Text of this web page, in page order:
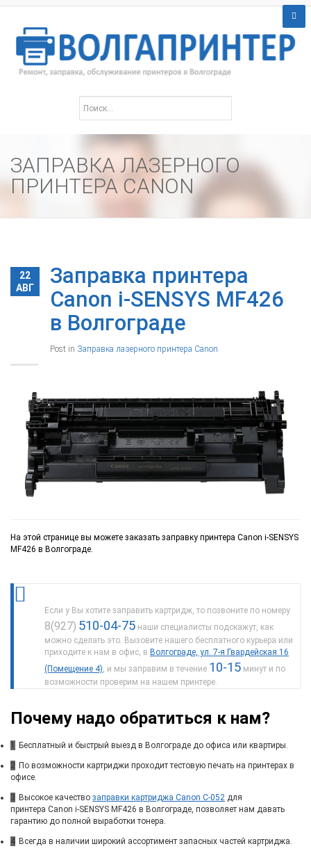
ЗАПРАВКА ЛАЗЕРНОГО
ПРИНТЕРА CANON
22
АВГ
Заправка принтера
Canon i-SENSYS MF426
в Волгограде
Post in Заправка лазерного принтера Canon
На этой странице вы можете заказать заправку принтера Canon i-SENSYS
MF426 в Волгограде.
Если у Вы хотите заправить картридж, то позвоните по номеру
8(927) 510-04-75 наши специалисты подскажут, как
можно сделать это. Вызовите нашего бесплатного курьера или
приходите к нам в офис, в Волгограде, ул. 7-я Гвардейская 16
(Помещение 4), и мы заправим в течение 10-15 минут и по
возможности проверим на нашем принтере.
Почему надо обратиться к нам?
1 Бесплатный и быстрый выезд в Волгограде до офиса или квартиры.
2 По возможности картриджи проходит тестовую печать на принтерах в
офисе.
3 Высокое качество заправки картриджа Canon C-052 для
принтера Canon i-SENSYS MF426 в Волгограде, позволяет нам давать
гарантию до полной выработки тонера.
4 Всегда в наличии широкий ассортимент запасных частей картриджа.